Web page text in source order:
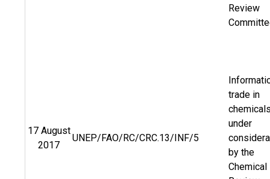
Review
17 August
2017
UNEP/FAO/RC/CRC.13/INF/5
trade in
under
by the
Chemical